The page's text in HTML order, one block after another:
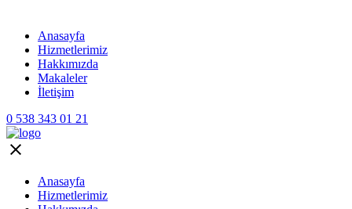
Anasayfa
Hizmetlerimiz
Hakkımızda
Makaleler
İletişim
0 538 343 01 21
Anasayfa
Hizmetlerimiz